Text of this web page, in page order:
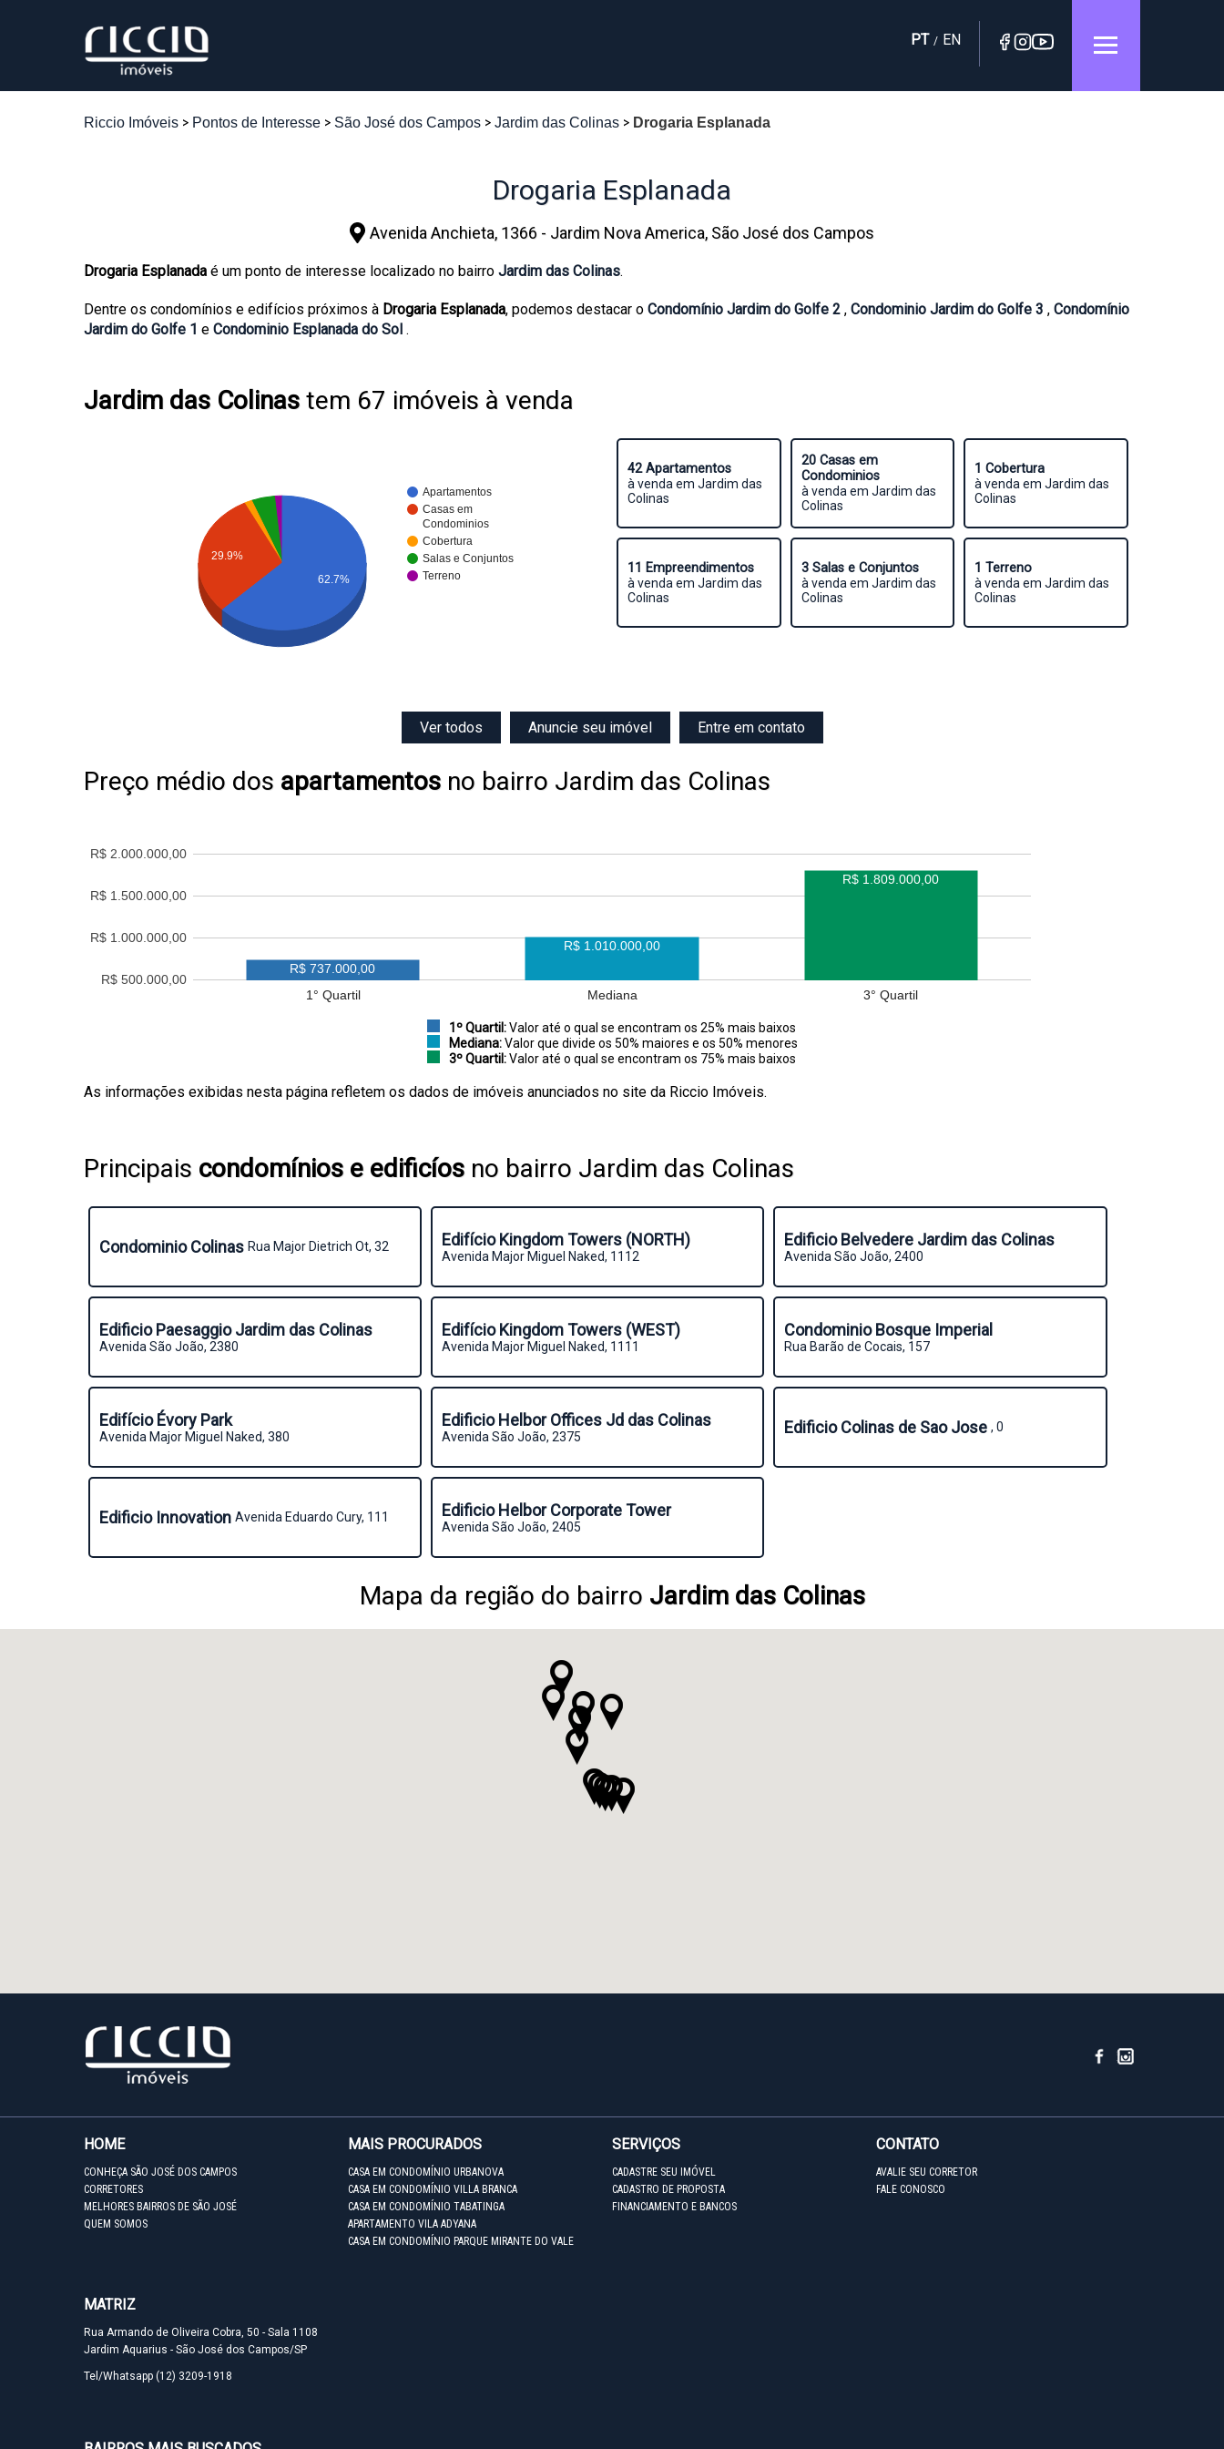
PT / EN
Riccio Imóveis Pontos de Interesse São José dos Campos Jardim das Colinas Drogaria Esplanada
Drogaria Esplanada
Avenida Anchieta, 1366 - Jardim Nova America, São José dos Campos
Drogaria Esplanada é um ponto de interesse localizado no bairro Jardim das Colinas.
Dentre os condomínios e edifícios próximos à Drogaria Esplanada, podemos destacar o Condomínio Jardim do Golfe 2 , Condominio Jardim do Golfe 3 , Condomínio
Jardim do Golfe 1 e Condominio Esplanada do Sol .
Jardim das Colinas tem 67 imóveis à venda
Apartamentos
Casas em
Condominios
Cobertura
Salas e Conjuntos
Terreno
29.9%
62.7%
42 Apartamentos
à venda em Jardim das
Colinas
20 Casas em
Condominios
à venda em Jardim das
Colinas
1 Cobertura
à venda em Jardim das
Colinas
11 Empreendimentos
à venda em Jardim das
Colinas
3 Salas e Conjuntos
à venda em Jardim das
Colinas
1 Terreno
à venda em Jardim das
Colinas
Ver todos Anuncie seu imóvel Entre em contato
Preço médio dos apartamentos no bairro Jardim das Colinas
1° Quartil Mediana 3° Quartil
R$ 500.000,00
R$ 1.000.000,00
R$ 1.500.000,00
R$ 2.000.000,00
R$ 737.000,00
R$ 1.010.000,00
R$ 1.809.000,00
1º Quartil:Valor até o qual se encontram os 25% mais baixos
Mediana:Valor que divide os 50% maiores e os 50% menores
3º Quartil:Valor até o qual se encontram os 75% mais baixos
As informações exibidas nesta página refletem os dados de imóveis anunciados no site da Riccio Imóveis.
Principais condomínios e edificíos no bairro Jardim das Colinas
Condominio Colinas Rua Major Dietrich Ot, 32 Edifício Kingdom Towers (NORTH)
Avenida Major Miguel Naked, 1112
Edificio Belvedere Jardim das Colinas
Avenida São João, 2400
Edificio Paesaggio Jardim das Colinas
Avenida São João, 2380
Edifício Kingdom Towers (WEST)
Avenida Major Miguel Naked, 1111
Condominio Bosque Imperial
Rua Barão de Cocais, 157
Edifício Évory Park
Avenida Major Miguel Naked, 380
Edificio Helbor Offices Jd das Colinas
Avenida São João, 2375 Edificio Colinas de Sao Jose, 0
Edificio Innovation Avenida Eduardo Cury, 111 Edificio Helbor Corporate Tower
Avenida São João, 2405
Mapa da região do bairro Jardim das Colinas
HOME
CONHEÇA SÃO JOSÉ DOS CAMPOS
CORRETORES
MELHORES BAIRROS DE SÃO JOSÉ
QUEM SOMOS
MAIS PROCURADOS
CASA EM CONDOMÍNIO URBANOVA
CASA EM CONDOMÍNIO VILLA BRANCA
CASA EM CONDOMÍNIO TABATINGA
APARTAMENTO VILA ADYANA
CASA EM CONDOMÍNIO PARQUE MIRANTE DO VALE
SERVIÇOS
CADASTRE SEU IMÓVEL
CADASTRO DE PROPOSTA
FINANCIAMENTO E BANCOS
CONTATO
AVALIE SEU CORRETOR
FALE CONOSCO
MATRIZ
Rua Armando de Oliveira Cobra, 50 - Sala 1108
Jardim Aquarius - São José dos Campos/SP
Tel/Whatsapp (12) 3209-1918